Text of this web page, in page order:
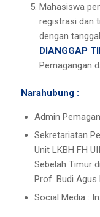
Mahasiswa
registrasi dan
dengan
DIANGGAP
Pemagangan
Narahubung :
Admin
Sekretariatan
Unit LKBH FH
Sebelah Timur
Prof. Budi Agus
Social Media :